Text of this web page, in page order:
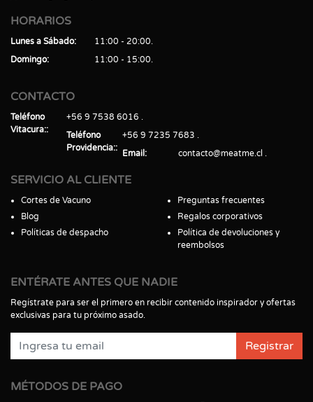
HORARIOS
Lunes a Sábado
11:00 - 20:00
Domingo
11:00 - 15:00
CONTACTO
Teléfono
Vitacura:
+56 9 7538 6016
Teléfono
Providencia:
+56 9 7235 7683
Email
contacto@meatme.cl
SERVICIO AL CLIENTE
Cortes de Vacuno
Blog
Políticas de despacho
Preguntas frecuentes
Regalos corporativos
Política de devoluciones y
reembolsos
ENTÉRATE ANTES QUE NADIE
Regístrate para ser el primero en recibir contenido inspirador y ofertas
exclusivas para tu próximo asado.
Registrar
MÉTODOS DE PAGO